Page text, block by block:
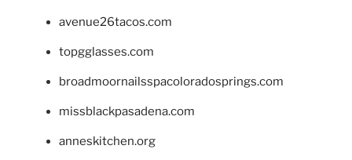
avenue26tacos.com
topgglasses.com
broadmoornailsspacoloradosprings.com
missblackpasadena.com
anneskitchen.org